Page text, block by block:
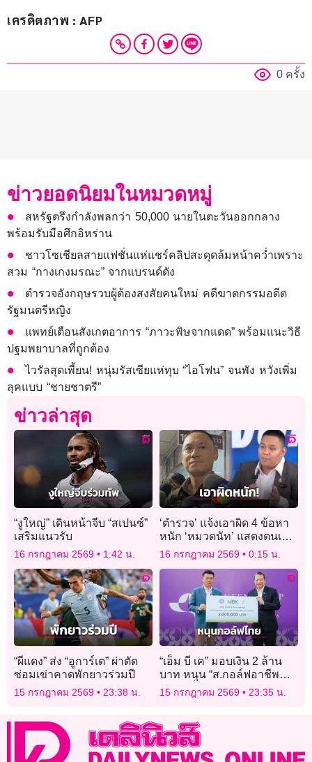
เครดิตภาพ : AFP
0 ครั้ง
ข่าวยอดนิยมในหมวดหมู่
สหรัฐตรึงกำลังพลกว่า 50,000 นายในตะวันออกกลาง
พร้อมรับมือศึกอิหร่าน
ชาวโซเชียลสายแฟชั่นแห่แชร์คลิปสะดุดล้มหน้าคว่ำเพราะ
สวม “กางเกงมรณะ” จากแบรนด์ดัง
ตำรวจอังกฤษรวบผู้ต้องสงสัยคนใหม่ คดีฆาตกรรมอดีต
รัฐมนตรีหญิง
แพทย์เตือนสังเกตอาการ “ภาวะพิษจากแดด” พร้อมแนะวิธี
ปฐมพยาบาลที่ถูกต้อง
ไวรัลสุดเพี้ยน! หนุ่มรัสเซียแห่ทุบ “ไอโฟน” จนพัง หวังเพิ่ม
ลุคแบบ “ชายชาตรี”
ข่าวล่าสุด
“งูใหญ่” เดินหน้าจีบ “สเปนซ์”
เสริมแนวรับ
16 กรกฎาคม 2569 1:42 น.
‘ตำรวจ’ แจ้งเอาผิด 4 ข้อหา
หนัก ‘หมวดนัท’ แสดงตนเป็น
เจ้าพนักงาน-ใช้วิทยุ-ไขข่าว
ลือ-เสื้อเกราะ
16 กรกฎาคม 2569 0:15 น.
“ผีแดง” ส่ง “อูการ์เต” ผ่าตัด
ซ่อมเข่าคาดพักยาวร่วมปี
15 กรกฎาคม 2569 23:38 น.
“เอ็ม บี เค” มอบเงิน 2 ล้าน
บาท หนุน “ส.กอล์ฟอาชีพ
ไทย” เพื่อร่วมพัฒนาวงการ
กอล์ฟไทย
15 กรกฎาคม 2569 23:35 น.